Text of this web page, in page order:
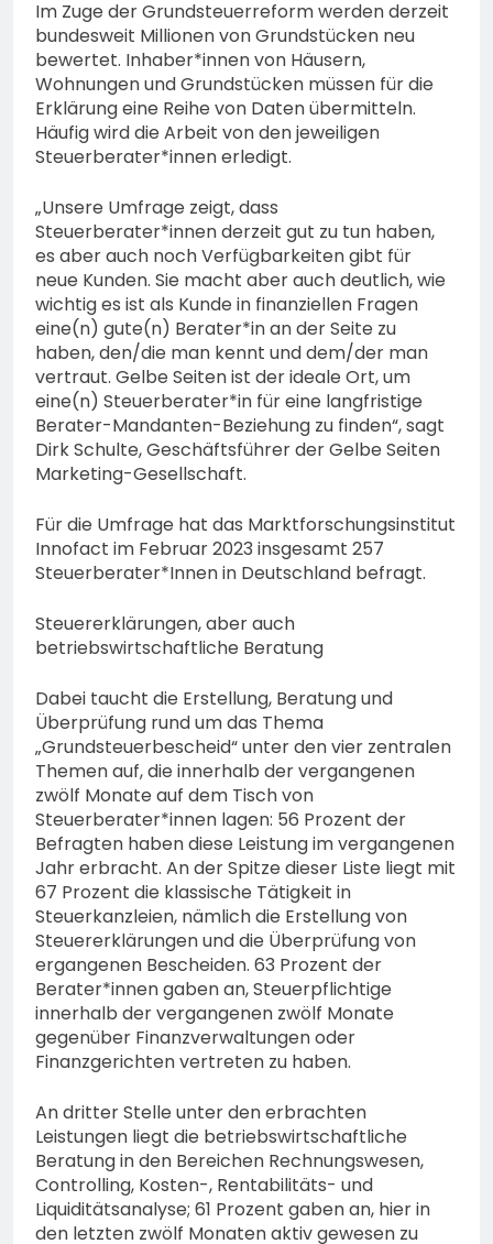
Im Zuge der Grundsteuerreform werden derzeit
bundesweit Millionen von Grundstücken neu
bewertet. Inhaber*innen von Häusern,
Wohnungen und Grundstücken müssen für die
Erklärung eine Reihe von Daten übermitteln.
Häufig wird die Arbeit von den jeweiligen
Steuerberater*innen erledigt.
„Unsere Umfrage zeigt, dass
Steuerberater*innen derzeit gut zu tun haben,
es aber auch noch Verfügbarkeiten gibt für
neue Kunden. Sie macht aber auch deutlich, wie
wichtig es ist als Kunde in finanziellen Fragen
eine(n) gute(n) Berater*in an der Seite zu
haben, den/die man kennt und dem/der man
vertraut. Gelbe Seiten ist der ideale Ort, um
eine(n) Steuerberater*in für eine langfristige
Berater-Mandanten-Beziehung zu finden“, sagt
Dirk Schulte, Geschäftsführer der Gelbe Seiten
Marketing-Gesellschaft.
Für die Umfrage hat das Marktforschungsinstitut
Innofact im Februar 2023 insgesamt 257
Steuerberater*Innen in Deutschland befragt.
Steuererklärungen, aber auch
betriebswirtschaftliche Beratung
Dabei taucht die Erstellung, Beratung und
Überprüfung rund um das Thema
„Grundsteuerbescheid“ unter den vier zentralen
Themen auf, die innerhalb der vergangenen
zwölf Monate auf dem Tisch von
Steuerberater*innen lagen: 56 Prozent der
Befragten haben diese Leistung im vergangenen
Jahr erbracht. An der Spitze dieser Liste liegt mit
67 Prozent die klassische Tätigkeit in
Steuerkanzleien, nämlich die Erstellung von
Steuererklärungen und die Überprüfung von
ergangenen Bescheiden. 63 Prozent der
Berater*innen gaben an, Steuerpflichtige
innerhalb der vergangenen zwölf Monate
gegenüber Finanzverwaltungen oder
Finanzgerichten vertreten zu haben.
An dritter Stelle unter den erbrachten
Leistungen liegt die betriebswirtschaftliche
Beratung in den Bereichen Rechnungswesen,
Controlling, Kosten-, Rentabilitäts- und
Liquiditätsanalyse; 61 Prozent gaben an, hier in
den letzten zwölf Monaten aktiv gewesen zu